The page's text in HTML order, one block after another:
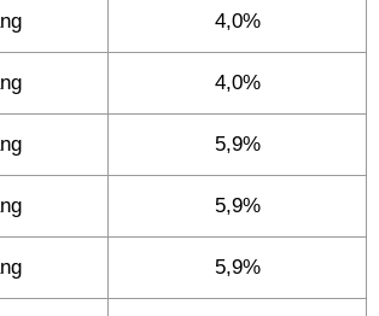
4,0%
4,0%
5,9%
5,9%
5,9%